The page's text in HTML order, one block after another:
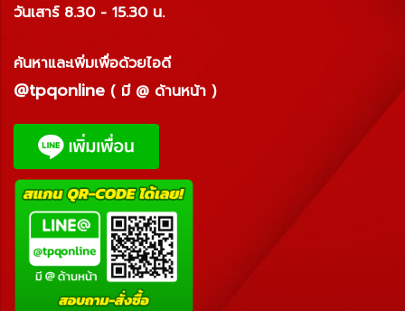
วันเสาร์ 8.30 - 15.30 น.
ค้นหาและเพิ่มเพื่อด้วยไอดี
@tpqonline ( มี @ ด้านหน้า )